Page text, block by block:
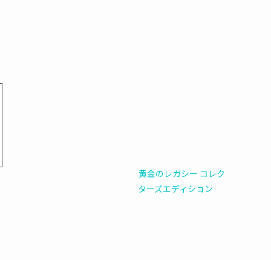
黄金のレガシー コレク
ターズエディション